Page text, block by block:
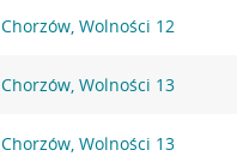
Chorzów, Wolności 12
Chorzów, Wolności 13
Chorzów, Wolności 13